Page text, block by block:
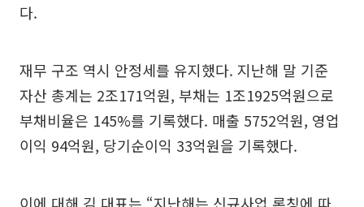
다.
재무 구조 역시 안정세를 유지했다. 지난해 말 기준
자산 총계는 2조171억원, 부채는 1조1925억원으로
부채비율은 145%를 기록했다. 매출 5752억원, 영업
이익 94억원, 당기순이익 33억원을 기록했다.
이에 대해 김 대표는 “지난해는 신규사업 론칭에 따